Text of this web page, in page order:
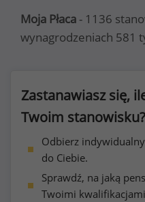
Moja Płaca - 1136
wynagrodzeniach 581
Zastanawiasz się,
Twoim stanowisku?
Odbierz
do Ciebie.
Sprawdź, na jaką
Twoimi